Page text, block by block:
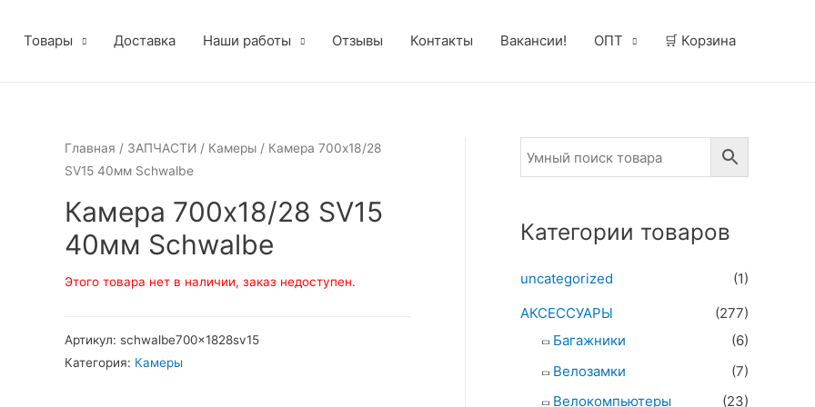
Товары Доставка Наши работы Отзывы Контакты Вакансии! ОПТ 🛒 Корзина
Главная / ЗАПЧАСТИ / Камеры/ Камера 700х18/28
SV15 40мм Schwalbe
Камера 700х18/28 SV15
40мм Schwalbe
Этого товара нет в наличии, заказ недоступен.
Артикул: schwalbe700x1828sv15
Категория: Камеры
Категории товаров
uncategorized
(1)
АКСЕССУАРЫ
(277)
Багажники
(6)
Велозамки
(7)
Велокомпьютеры
(23)